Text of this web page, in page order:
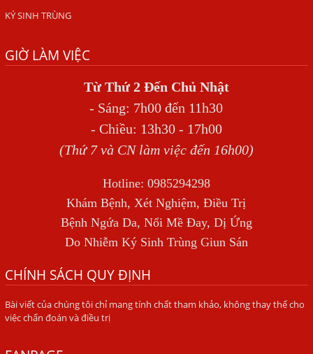
Địa Chỉ Chữa Bệnh Giun Sán Chó Uy Tín Tại Hà Nội
THẦN
Địa Chỉ Điều Trị Bệnh Sán Dây Uy Tín Tại Hà Nội
TỔNG QUAN VỀ NHIỄM GIUN LƯƠN
Bị Ngứa Nổi Mẩn Toàn Thân Do Giun Sán, Người Phụ Nữ
NHIỄM TRÙNG NÃO DO AMIP, VIÊM MÀNG NÃO DO AMIP
NGUYÊN PHÁT
BÍ QUYẾT GIÚP ĐƯỜNG RUỘT KHỎE LẠI
Có Nên Quá Lo Lắng Khi Bị Ngứa Kéo Dài Do Nhiễm Giun
Đũa Chó Mèo?
TÔI KHÔNG NGỜ ĐẾN MÌNH CŨNG BỊ NHIỄM SÁN CHÓ
Viêm Da Dị Ứng Kéo Dài Tôi Chỉ Mong Tìm Được Nguyên
KÝ SINH TRÙNG
GIỜ LÀM VIỆC
Từ Thứ 2 Đến Chủ Nhật
- Sáng: 7h00 đến 11h30
- Chiều: 13h30 - 17h00
(Thứ 7 và CN làm việc đến 16h00)
Hotline: 0985294298
Khám Bệnh, Xét Nghiệm, Điều Trị
Bệnh Ngứa Da, Nổi Mề Đay, Dị Ứng
Do Nhiễm Ký Sinh Trùng Giun Sán
CHÍNH SÁCH QUY ĐỊNH
Bài viết của chúng tôi chỉ mang tính chất tham khảo, không thay thế cho
việc chẩn đoán và điều trị